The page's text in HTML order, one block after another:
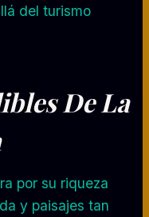
del turismo
De La
por su riqueza
y paisajes tan